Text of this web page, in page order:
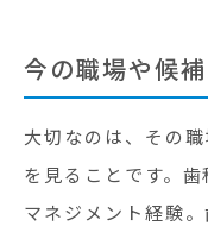
今の職場や候
大切なのは、その
を見ることです。
マネジメント経験